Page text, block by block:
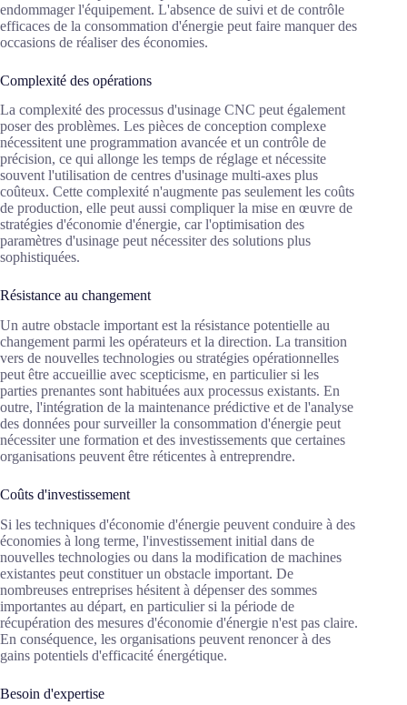
endommager l'équipement. L'absence de suivi et de contrôle
efficaces de la consommation d'énergie peut faire manquer des
occasions de réaliser des économies.
Complexité des opérations
La complexité des processus d'usinage CNC peut également
poser des problèmes. Les pièces de conception complexe
nécessitent une programmation avancée et un contrôle de
précision, ce qui allonge les temps de réglage et nécessite
souvent l'utilisation de centres d'usinage multi-axes plus
coûteux. Cette complexité n'augmente pas seulement les coûts
de production, elle peut aussi compliquer la mise en œuvre de
stratégies d'économie d'énergie, car l'optimisation des
paramètres d'usinage peut nécessiter des solutions plus
sophistiquées.
Résistance au changement
Un autre obstacle important est la résistance potentielle au
changement parmi les opérateurs et la direction. La transition
vers de nouvelles technologies ou stratégies opérationnelles
peut être accueillie avec scepticisme, en particulier si les
parties prenantes sont habituées aux processus existants. En
outre, l'intégration de la maintenance prédictive et de l'analyse
des données pour surveiller la consommation d'énergie peut
nécessiter une formation et des investissements que certaines
organisations peuvent être réticentes à entreprendre.
Coûts d'investissement
Si les techniques d'économie d'énergie peuvent conduire à des
économies à long terme, l'investissement initial dans de
nouvelles technologies ou dans la modification de machines
existantes peut constituer un obstacle important. De
nombreuses entreprises hésitent à dépenser des sommes
importantes au départ, en particulier si la période de
récupération des mesures d'économie d'énergie n'est pas claire.
En conséquence, les organisations peuvent renoncer à des
gains potentiels d'efficacité énergétique.
Besoin d'expertise